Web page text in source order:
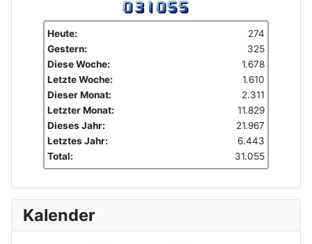
Heute:
274
Gestern:
325
Diese Woche:
1.678
Letzte Woche:
1.610
Dieser Monat:
2.311
Letzter Monat:
11.829
Dieses Jahr:
21.967
Letztes Jahr:
6.443
Total:
31.055
Kalender